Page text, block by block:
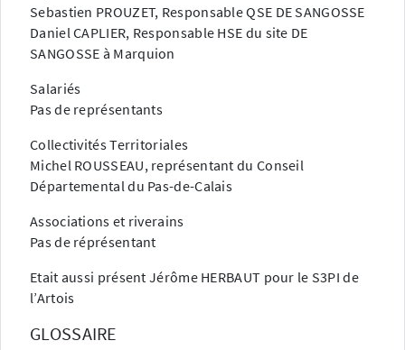
Sebastien PROUZET, Responsable QSE DE SANGOSSE
Daniel CAPLIER, Responsable HSE du site DE
SANGOSSE à Marquion
Salariés
Pas de représentants
Collectivités Territoriales
Michel ROUSSEAU, représentant du Conseil
Départemental du Pas-de-Calais
Associations et riverains
Pas de réprésentant
Etait aussi présent Jérôme HERBAUT pour le S3PI de
l’Artois
GLOSSAIRE